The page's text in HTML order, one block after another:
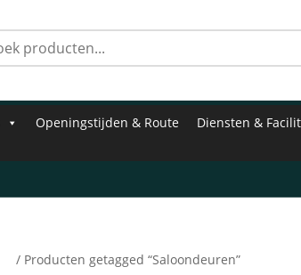
Openingstijden & Route Diensten &
/ Producten getagged “Saloondeuren”